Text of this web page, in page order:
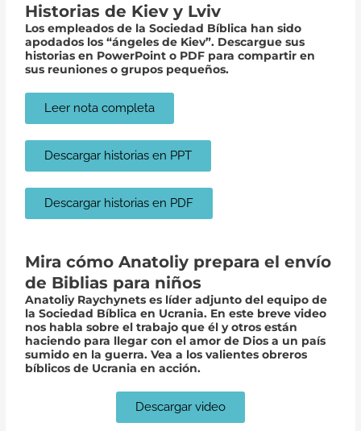
Historias de Kiev y Lviv
Los empleados de la Sociedad Bíblica han sido
apodados los “ángeles de Kiev”. Descargue sus
historias en PowerPoint o PDF para compartir en
sus reuniones o grupos pequeños.
Leer nota completa
Descargar historias en PPT
Descargar historias en PDF
Mira cómo Anatoliy prepara el envío
de Biblias para niños
Anatoliy Raychynets es líder adjunto del equipo de
la Sociedad Bíblica en Ucrania. En este breve video
nos habla sobre el trabajo que él y otros están
haciendo para llegar con el amor de Dios a un país
sumido en la guerra. Vea a los valientes obreros
bíblicos de Ucrania en acción.
Descargar video